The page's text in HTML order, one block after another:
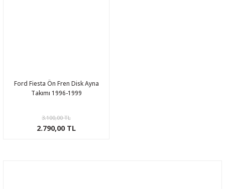
Ford Fiesta Ön Fren Disk Ayna
Takımı 1996-1999
3.100,00 TL
2.790,00 TL